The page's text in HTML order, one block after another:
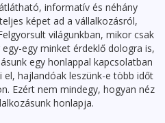
informatív és néhány
képet ad a vállalkozásról,
világunkban, mikor csak
egy minket érdeklő dologra is,
egy honlappal kapcsolatban
hajlandóak leszünk-e több időt
Ezért nem mindegy, hogyan néz
honlapja.